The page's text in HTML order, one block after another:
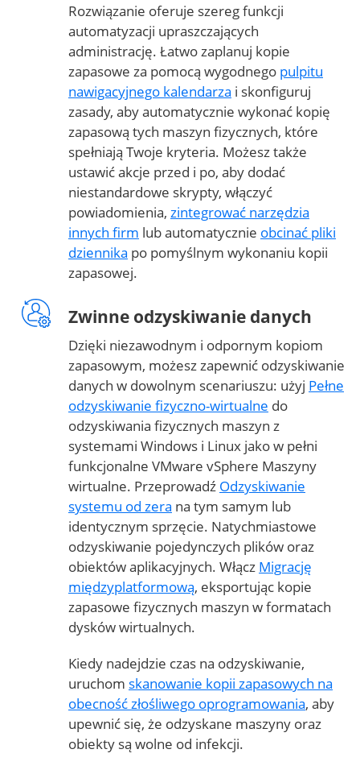
Rozwiązanie oferuje szereg funkcji
automatyzacji upraszczających
administrację. Łatwo zaplanuj kopie
zapasowe za pomocą wygodnego pulpitu
nawigacyjnego kalendarza i skonfiguruj
zasady, aby automatycznie wykonać kopię
zapasową tych maszyn fizycznych, które
spełniają Twoje kryteria. Możesz także
ustawić akcje przed i po, aby dodać
niestandardowe skrypty, włączyć
powiadomienia, zintegrować narzędzia
innych firm lub automatycznie obcinać pliki
dziennika po pomyślnym wykonaniu kopii
zapasowej.
Zwinne odzyskiwanie danych
Dzięki niezawodnym i odpornym kopiom
zapasowym, możesz zapewnić odzyskiwanie
danych w dowolnym scenariuszu: użyj Pełne
odzyskiwanie fizyczno-wirtualne do
odzyskiwania fizycznych maszyn z
systemami Windows i Linux jako w pełni
funkcjonalne VMware vSphere Maszyny
wirtualne. Przeprowadź Odzyskiwanie
systemu od zera na tym samym lub
identycznym sprzęcie. Natychmiastowe
odzyskiwanie pojedynczych plików oraz
obiektów aplikacyjnych. Włącz Migrację
międzyplatformową, eksportując kopie
zapasowe fizycznych maszyn w formatach
dysków wirtualnych.
Kiedy nadejdzie czas na odzyskiwanie,
uruchom skanowanie kopii zapasowych na
obecność złośliwego oprogramowania, aby
upewnić się, że odzyskane maszyny oraz
obiekty są wolne od infekcji.